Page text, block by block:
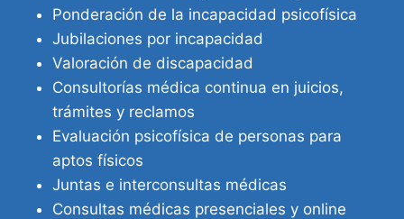
Ponderación de la incapacidad psicofísica
Jubilaciones por incapacidad
Valoración de discapacidad
Consultorías médica continua en juicios,
trámites y reclamos
Evaluación psicofísica de personas para
aptos físicos
Juntas e interconsultas médicas
Consultas médicas presenciales y online